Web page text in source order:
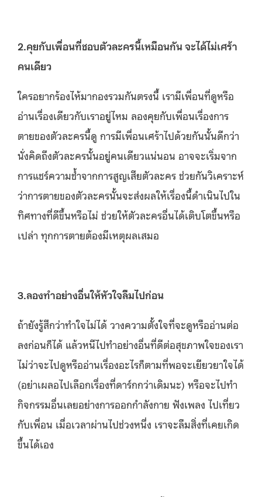
2.คุยกับเพื่อนที่ชอบตัวละครนี้เหมือนกัน จะได้ไม่เศร้า
คนเดียว
ใครอยากร้องไห้มากองรวมกันตรงนี้ เรามีเพื่อนที่ดูหรือ
อ่านเรื่องเดียวกับเราอยู่ไหม ลองคุยกับเพื่อนเรื่องการ
ตายของตัวละครนี้ดู การมีเพื่อนเศร้าไปด้วยกันนั้นดีกว่า
นั่งคิดถึงตัวละครนั้นอยู่คนเดียวแน่นอน อาจจะเริ่มจาก
การแชร์ความช้ำจากการสูญเสียตัวละคร ช่วยกันวิเคราะห์
ว่าการตายของตัวละครนั้นจะส่งผลให้เรื่องนี้ดำเนินไปใน
ทิศทางที่ดีขึ้นหรือไม่ ช่วยให้ตัวละครอื่นได้เติบโตขึ้นหรือ
เปล่า ทุกการตายต้องมีเหตุผลเสมอ
3.ลองทำอย่างอื่นให้หัวใจลืมไปก่อน
ถ้ายังรู้สึกว่าทำใจไม่ได้ วางความตั้งใจที่จะดูหรืออ่านต่อ
ลงก่อนก็ได้ แล้วหนีไปทำอย่างอื่นที่ดีต่อสุขภาพใจของเรา
ไม่ว่าจะไปดูหรืออ่านเรื่องอะไรก็ตามที่พอจะเยียวยาใจได้
(อย่าเผลอไปเลือกเรื่องที่ดาร์กกว่าเดิมนะ) หรือจะไปทำ
กิจกรรมอื่นเลยอย่างการออกกำลังกาย ฟังเพลง ไปเที่ยว
กับเพื่อน เมื่อเวลาผ่านไปช่วงหนึ่ง เราจะลืมสิ่งที่เคยเกิด
ขึ้นได้เอง